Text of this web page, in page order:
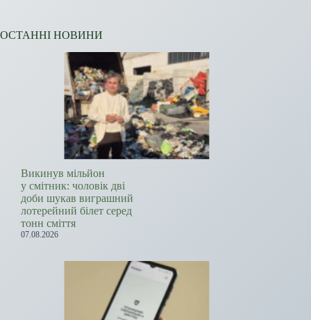
ОСТАННІ НОВИНИ
Викинув мільйон
у смітник: чоловік дві
доби шукав виграшний
лотерейний білет серед
тонн сміття
07.08.2026